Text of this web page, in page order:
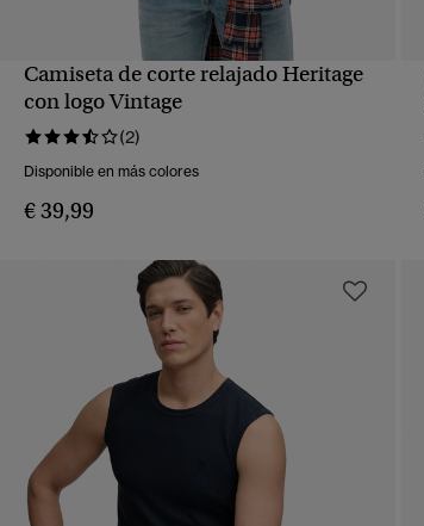
VISTA RÁPIDA
Camiseta de corte relajado Heritage
con logo Vintage
(2)
Disponible en más colores
€ 39,99